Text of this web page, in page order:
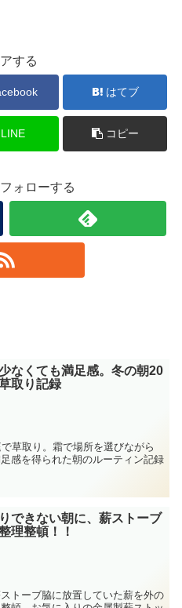
する
はてブ
LINE コピー
ォローする
なくても満足感。冬の朝20
取り記録
草取り。霜で場所を選びながら
感を得られた朝のルーティン記録
できない朝に、薪ストーブ
理整頓！！
トーブ脇に放置していた薪を外の